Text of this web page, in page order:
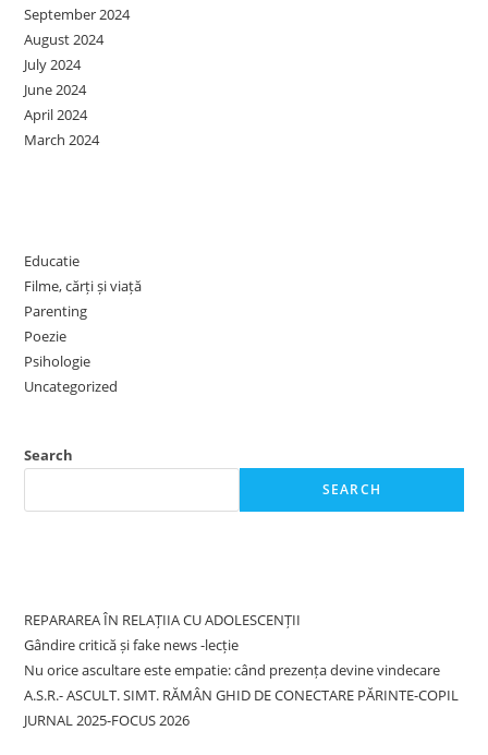
September 2024
August 2024
July 2024
June 2024
April 2024
March 2024
Educatie
Filme, cărți și viață
Parenting
Poezie
Psihologie
Uncategorized
Search
SEARCH
REPARAREA ÎN RELAȚIIA CU ADOLESCENȚII
Gândire critică și fake news -lecție
Nu orice ascultare este empatie: când prezența devine vindecare
A.S.R.- ASCULT. SIMT. RĂMÂN GHID DE CONECTARE PĂRINTE-COPIL
JURNAL 2025-FOCUS 2026